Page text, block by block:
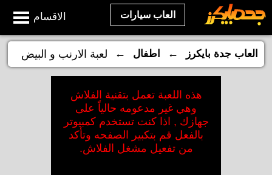
الاقسام العاب سيارات
العاب جدة بايكرز ← اطفال ← لعبة الارنب و البيض
هذه اللعبة تعمل بتقنية الفلاش
وهي غير مدعومه حالياً على
جهازك , اذا كنت تستخدم كمبيوتر
بالفعل قم بتكبير الصفحه وتأكد
من تفعيل مشغل الفلاش.